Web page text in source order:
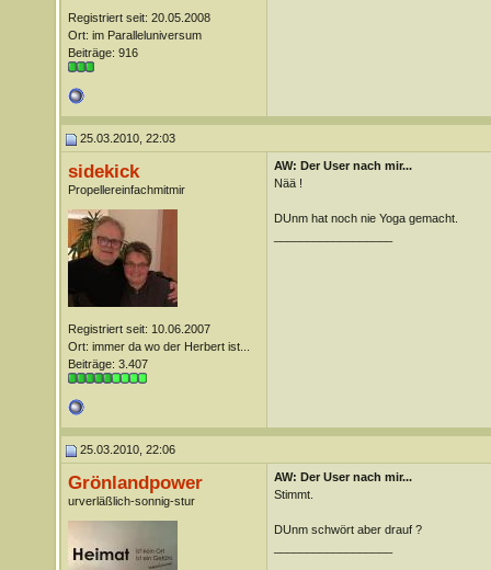
Registriert seit: 20.05.2008
Ort: im Paralleluniversum
Beiträge: 916
25.03.2010, 22:03
sidekick
Propellereinfachmitmir
Registriert seit: 10.06.2007
Ort: immer da wo der Herbert ist...
Beiträge: 3.407
AW: Der User nach mir...
Nää !
DUnm hat noch nie Yoga gemacht.
25.03.2010, 22:06
Grönlandpower
urverläßlich-sonnig-stur
AW: Der User nach mir...
Stimmt.
DUnm schwört aber drauf ?